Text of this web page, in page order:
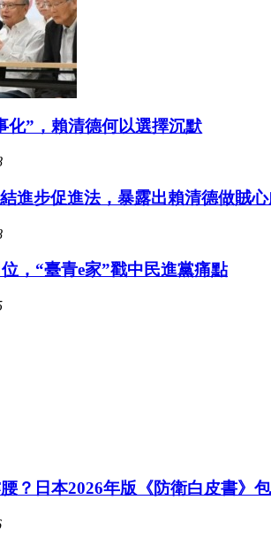
化”，賴清德何以選擇沉默
進步促進法，暴露出賴清德做賊
，“臺青e家”戳中民進黨痛點
？日本2026年版《防衛白皮書》